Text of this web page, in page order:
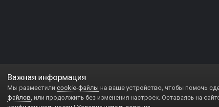
Важная информация
Мы разместили cookie-файлы на ваше устройство, чтобы помочь
файлов, или продолжить без изменения настроек. Оставаясь на